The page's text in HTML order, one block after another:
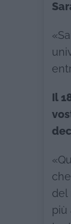
Il
del
più